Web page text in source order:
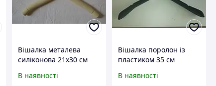
Вішалка металева
силіконова 21x30 см
В наявності
Вішалка поролон із
пластиком 35 см
В наявності